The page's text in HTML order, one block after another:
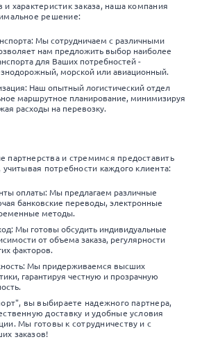
характеристик заказа, наша компания
решение:
Мы сотрудничаем с различными
нам предложить выбор наиболее
для Ваших потребностей -
морской или авиационный.
Наш опытный логистический отдел
маршрутное планирование, минимизируя
расходы на перевозку.
и стремимся предоставить
потребности каждого клиента:
оплаты: Мы предлагаем различные
банковские переводы, электронные
методы.
Мы готовы обсудить индивидуальные
от объема заказа, регулярности
факторов.
Мы придерживаемся высших
гарантируя честную и прозрачную
вы выбираете надежного партнера,
доставку и удобные условия
Мы готовы к сотрудничеству и с
заказов!